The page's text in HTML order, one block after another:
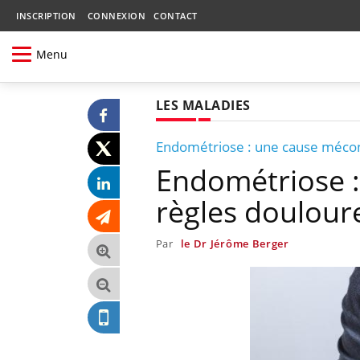
INSCRIPTION CONNEXION CONTACT
Menu
LES MALADIES
Endométriose : une cause
Endométriose
règles
Par le Dr Jérôme Berger